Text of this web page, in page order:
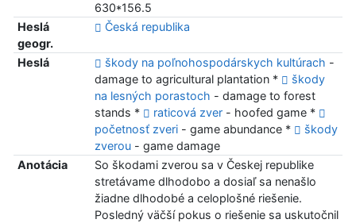
630*156.5
Heslá
geogr.
Česká republika
Heslá škody na poľnohospodárskych kultúrach -
damage to agricultural plantation *
škody
na lesných porastoch - damage to forest
stands *
raticová zver- hoofed game *
početnosť zveri- game abundance *
škody
zverou- game damage
Anotácia
So škodami zverou sa v Českej republike
stretávame dlhodobo a dosiaľ sa nenašlo
žiadne dlhodobé a celoplošné riešenie.
Posledný väčší pokus o riešenie sa uskutočnil